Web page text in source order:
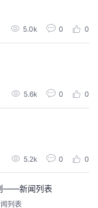
5.0k 0 0
5.6k 0 0
5.2k 0 0
——新闻列表
列表